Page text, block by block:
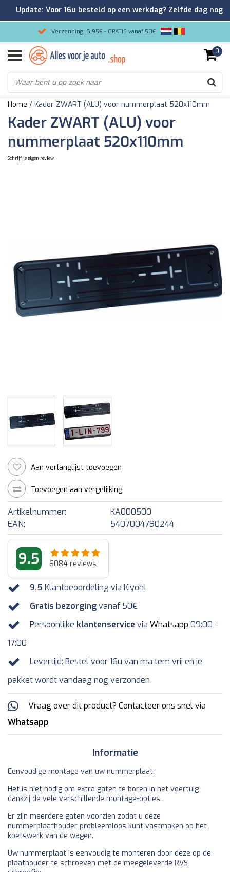
Verzending: 6,95€ - GRATIS vanaf 50€
Gemakkelijk bestellen/Veilig betalen
9.2/10 Klantenrating via Kiyoh!
0
Home / Kader ZWART (ALU) voor nummerplaat 520x110mm
Kader ZWART (ALU) voor
nummerplaat 520x110mm
Schrijf je eigen review
Aan verlanglijst toevoegen
Toevoegen aan vergelijking
Artikelnummer:
KA000500
EAN:
5407004790244
9.5 6084 reviews
9.5 Klantbeoordeling via Kiyoh!
Gratis bezorgingvanaf 50€
Persoonlijke klantenservice via Whatsapp 09:00 -
17:00
Levertijd: Bestel voor 16u van ma tem vrij en je
pakket wordt vandaag nog verzonden
Vraag over dit product? Contacteer ons snel via
Whatsapp
Informatie
Eenvoudige montage van uw nummerplaat.
Het is niet nodig om extra gaten te boren in het voertuig
dankzij de vele verschillende montage-opties.
Er zijn meerdere gaten voorzien zodat u deze
nummerplaathouder probleemloos kunt vastmaken op het
koetswerk van de wagen.
Uw nummerplaat is eenvoudig te monteren door deze op de
plaathouder te schroeven met de meegeleverde RVS
Update: Voor 16u besteld op een werkdag? Zelfde dag nog
verzonden!